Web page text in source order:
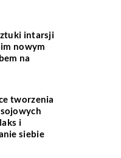
intarsji
nowym
na
tworzenia
i
siebie